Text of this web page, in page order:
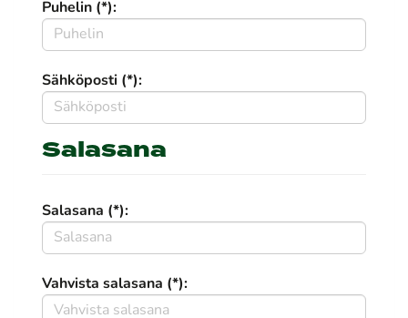
Puhelin (*):
Sähköposti (*):
Salasana
Salasana (*):
Vahvista salasana (*):